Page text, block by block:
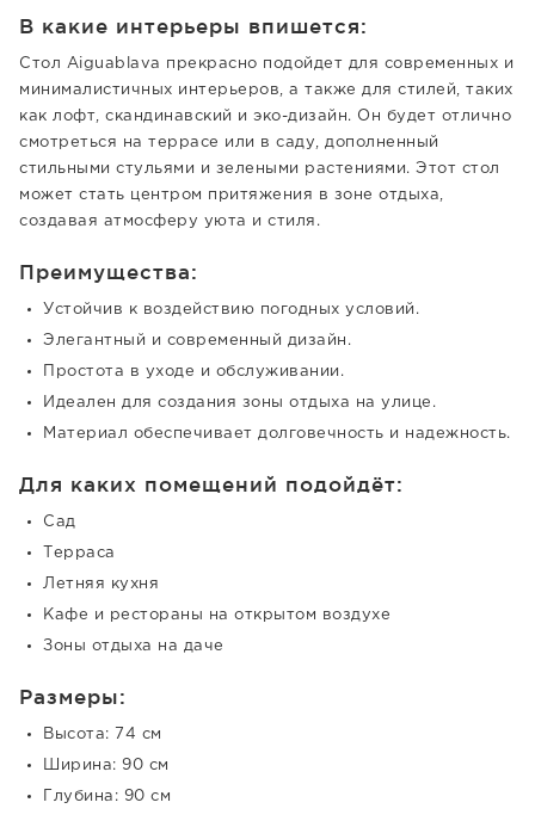
В какие интерьеры впишется:
Стол Aiguablava прекрасно подойдет для современных и
минималистичных интерьеров, а также для стилей, таких
как лофт, скандинавский и эко-дизайн. Он будет отлично
смотреться на террасе или в саду, дополненный
стильными стульями и зелеными растениями. Этот стол
может стать центром притяжения в зоне отдыха,
создавая атмосферу уюта и стиля.
Преимущества:
Устойчив к воздействию погодных условий.
Элегантный и современный дизайн.
Простота в уходе и обслуживании.
Идеален для создания зоны отдыха на улице.
Материал обеспечивает долговечность и надежность.
Для каких помещений подойдёт:
Сад
Терраса
Летняя кухня
Кафе и рестораны на открытом воздухе
Зоны отдыха на даче
Размеры:
Высота: 74 см
Ширина: 90 см
Глубина: 90 см